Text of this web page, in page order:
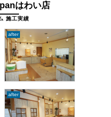
はわい店
施工実績
after
after